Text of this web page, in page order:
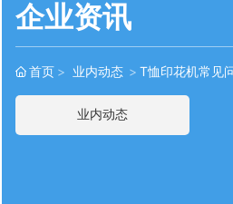
企业资讯
首页 业内动态 T恤印花机常见
业内动态